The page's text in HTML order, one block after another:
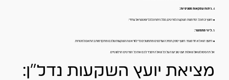
4 . ניתוח עסקאות ספציפיות:
• היועץ יבחן כל הזדמנות השקעה לפרטים, כולל ניתוח כלכלי ופוטנציאל עתידי.
5 . ליווי מתמשך:
• הייעוץ הוא לא חד פעמי. היועץ יספק תמיכה ועדכונים מתמשכים כדי לוודא שההשקעות שלכם מתקדמות בהתאם למטרות.
אל תהססו לשאול שאלות. יועץ טוב יענה על כל שאלה ויסביר לכם את כל הפרטים הרלוונטיים.
מציאת יועץ השקעות נדל"ן: